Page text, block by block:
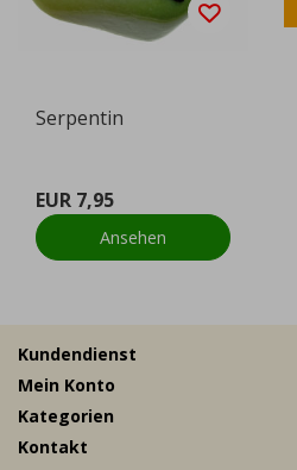
Serpentin
EUR 7,95
Ansehen
Kundendienst
Mein Konto
Kategorien
Kontakt